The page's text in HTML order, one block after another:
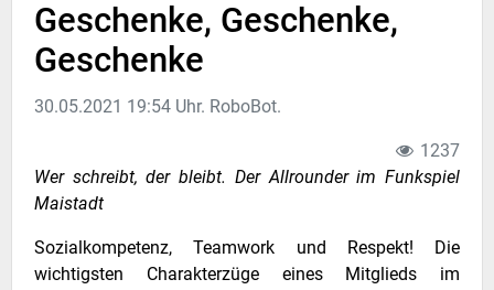
Geschenke, Geschenke,
Geschenke
30.05.2021 19:54 Uhr. RoboBot.
1237
Wer schreibt, der bleibt. Der Allrounder im Funkspiel
Maistadt
Sozialkompetenz, Teamwork und Respekt! Die
wichtigsten Charakterzüge eines Mitglieds im